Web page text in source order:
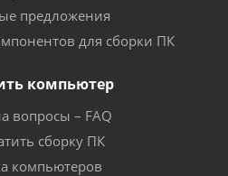
предложения
для сборки ПК
компьютер
вопросы – FAQ
сборку ПК
компьютеров